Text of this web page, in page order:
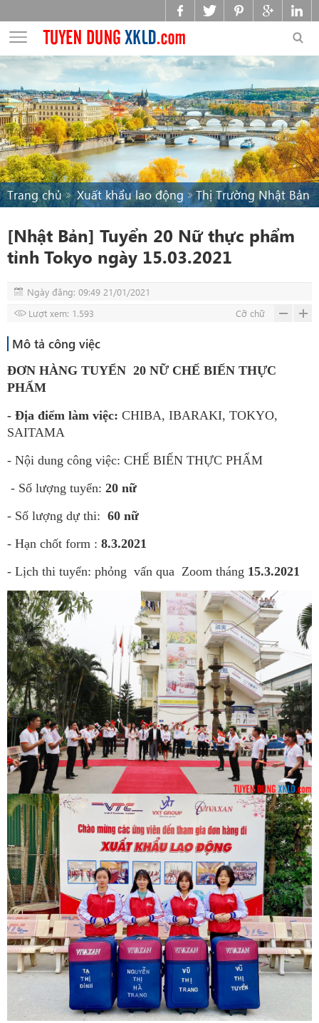
Trang chủ Xuất khẩu lao động Thị Trường Nhật Bản
[Nhật Bản] Tuyển 20 Nữ thực phẩm
tỉnh Tokyo ngày 15.03.2021
Ngày đăng: 09:49 21/01/2021
Lượt xem: 1.593
Cỡ chữ
Mô tả công việc
ĐƠN HÀNG TUYỂN 20 NỮ CHẾ BIẾN THỰC
PHẨM
- Địa điểm làm việc: CHIBA, IBARAKI, TOKYO,
SAITAMA
- Nội dung công việc: CHẾ BIẾN THỰC PHẨM
- Số lượng tuyển: 20 nữ
- Số lượng dự thi: 60 nữ
- Hạn chốt form : 8.3.2021
- Lịch thi tuyển: phỏng vấn qua Zoom tháng 15.3.2021